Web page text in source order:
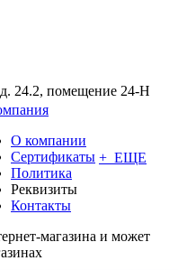
24.2, помещение 24-Н
О компании
Сертификаты
Политика
Реквизиты
Контакты
+ ЕЩЕ
магазина и может